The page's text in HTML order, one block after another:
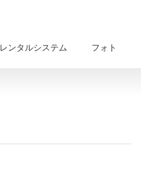
レンタルシステム フォト